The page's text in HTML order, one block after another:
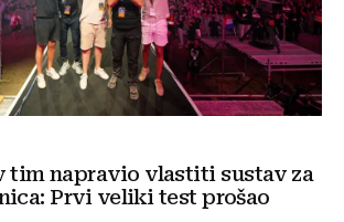
tim napravio vlastiti sustav za
Prvi veliki test prošao